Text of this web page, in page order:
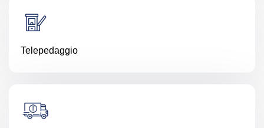
Telepedaggio